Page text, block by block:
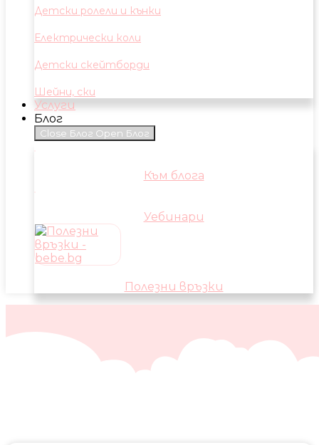
Детски ролели и кънки
Електрически коли
Детски скейтборди
Шейни, ски
Услуги
Блог
Close Блог Open Блог
Към блога
Уебинари
Полезни връзки